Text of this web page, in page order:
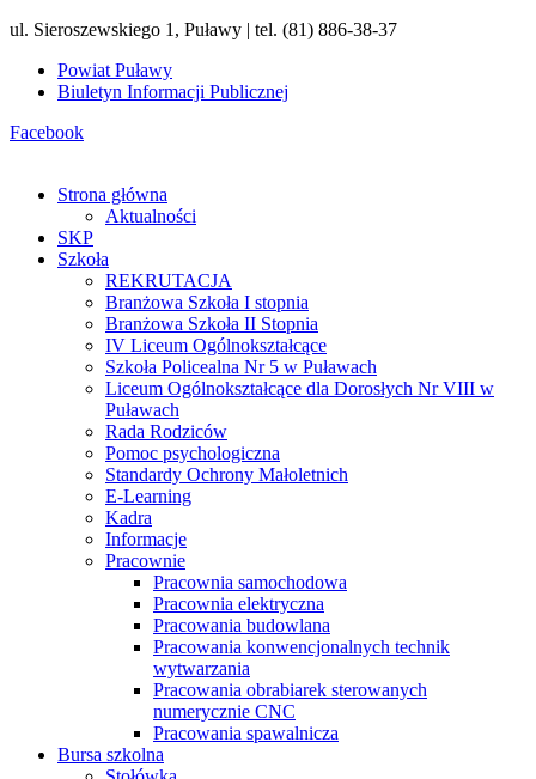
ul. Sieroszewskiego 1, Puławy | tel. (81) 886-38-37
Powiat Puławy
Biuletyn Informacji Publicznej
Facebook
Strona główna
Aktualności
SKP
Szkoła
REKRUTACJA
Branżowa Szkoła I stopnia
Branżowa Szkoła II Stopnia
IV Liceum Ogólnokształcące
Szkoła Policealna Nr 5 w Puławach
Liceum Ogólnokształcące dla Dorosłych Nr VIII w
Puławach
Rada Rodziców
Pomoc psychologiczna
Standardy Ochrony Małoletnich
E-Learning
Kadra
Informacje
Pracownie
Pracownia samochodowa
Pracownia elektryczna
Pracowania budowlana
Pracowania konwencjonalnych technik
wytwarzania
Pracowania obrabiarek sterowanych
numerycznie CNC
Pracowania spawalnicza
Bursa szkolna